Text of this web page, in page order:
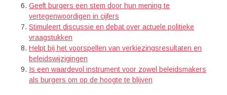
Geeft burgers een stem door hun mening te
vertegenwoordigen in cijfers
Stimuleert discussie en debat over actuele politieke
vraagstukken
Helpt bij het voorspellen van verkiezingsresultaten en
beleidswijzigingen
Is een waardevol instrument voor zowel beleidsmakers
als burgers om op de hoogte te blijven